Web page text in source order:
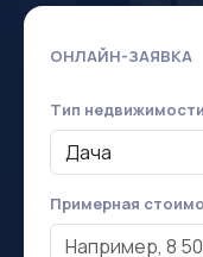
ОНЛАЙН-ЗАЯВКА
Тип недвижимости
Примерная